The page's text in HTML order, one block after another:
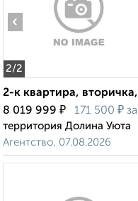
2/2
‹
2-к квартира,
8 019 999 ₽ 171 500 ₽
территория Долина Уюта
Агентство, 07.08.2026